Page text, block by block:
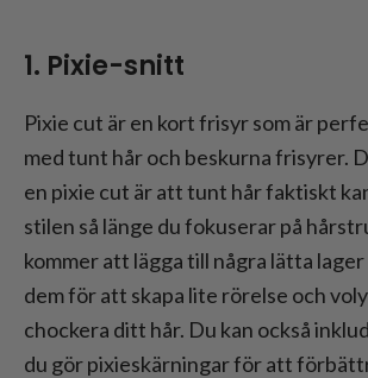
1. Pixie-snitt
Pixie cut är en kort frisyr som är
med tunt hår och beskurna frisyrer.
en pixie cut är att tunt hår faktiskt
stilen så länge du fokuserar på
kommer att lägga till några lätta lager
dem för att skapa lite rörelse och
chockera ditt hår. Du kan också
du gör pixieskärningar för att